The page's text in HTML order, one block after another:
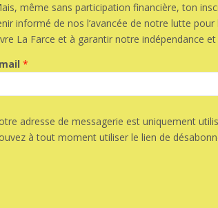
même sans participation financière, ton
informé de nos l’avancée de notre lutte
La Farce et à garantir notre indépendance
*
adresse de messagerie est uniquement
à tout moment utiliser le lien de